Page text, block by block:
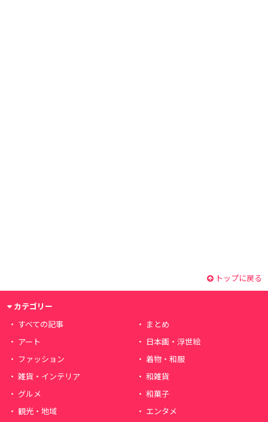
トップに戻る
カテゴリー
すべての記事
まとめ
アート
日本画・浮世絵
ファッション
着物・和服
雑貨・インテリア
和雑貨
グルメ
和菓子
観光・地域
エンタメ